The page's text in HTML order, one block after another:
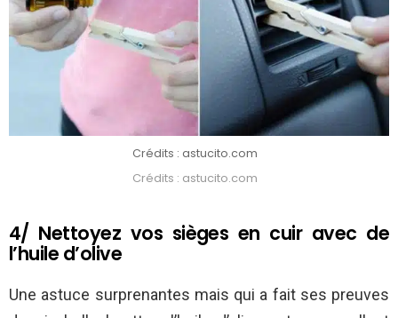
Crédits : astucito.com
Crédits : astucito.com
4/ Nettoyez vos sièges en cuir avec de
l’huile d’olive
Une astuce surprenantes mais qui a fait ses preuves